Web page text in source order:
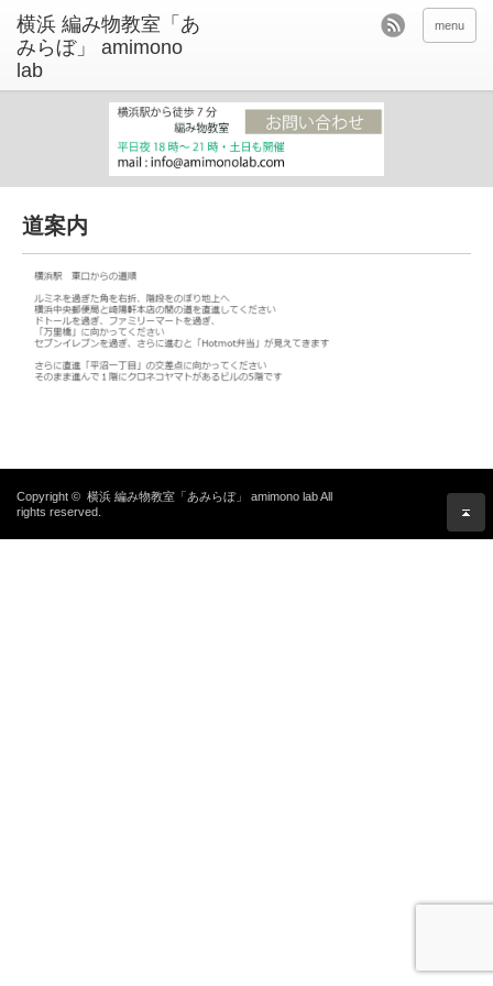
menu
道案内
Copyright © 横浜 編み物教室「あみらぼ」 amimono labAll
rights reserved.